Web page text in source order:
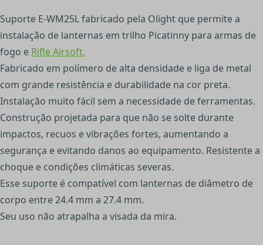
Suporte E-WM25L fabricado pela Olight que permite a
instalação de lanternas em trilho Picatinny para armas de
fogo e Rifle Airsoft.
Fabricado em polímero de alta densidade e liga de metal
com grande resistência e durabilidade na cor preta.
Instalação muito fácil sem a necessidade de ferramentas.
Construção projetada para que não se solte durante
impactos, recuos e vibrações fortes, aumentando a
segurança e evitando danos ao equipamento. Resistente a
choque e condições climáticas severas.
Esse suporte é compatível com lanternas de diâmetro de
corpo entre 24.4 mm a 27.4 mm.
Seu uso não atrapalha a visada da mira.